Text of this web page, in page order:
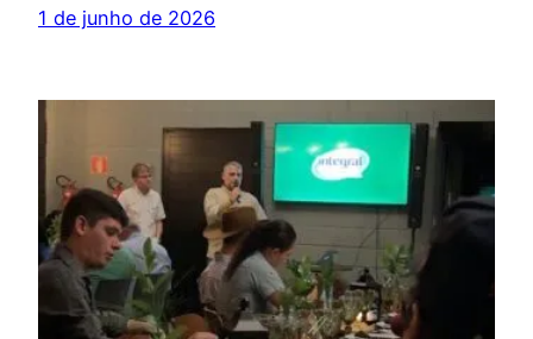
1 de junho de 2026